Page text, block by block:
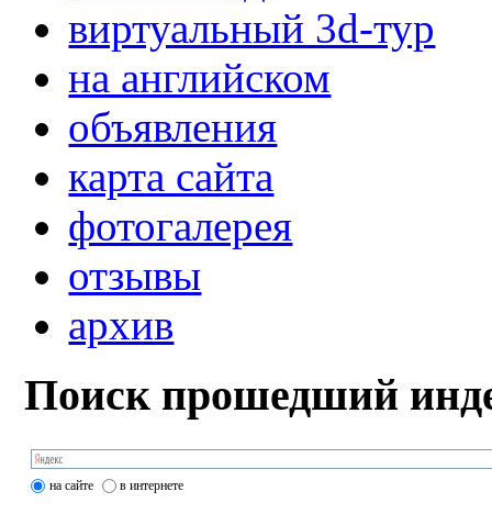
виртуальный 3d-тур
на английском
объявления
карта сайта
фотогалерея
отзывы
архив
Поиск прошедший
на сайте в интернете